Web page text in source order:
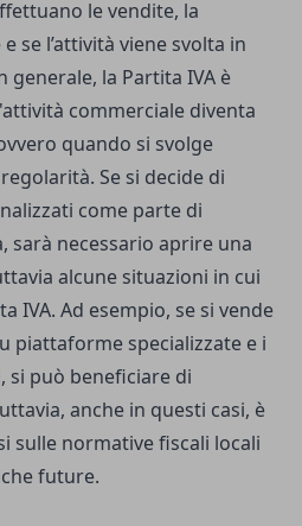
le vendite, la
se l’attività viene svolta in
la Partita IVA è
commerciale diventa
quando si svolge
Se si decide di
come parte di
sarà necessario aprire una
alcune situazioni in cui
IVA. Ad esempio, se si vende
piattaforme specializzate e i
si può beneficiare di
anche in questi casi, è
sulle normative fiscali locali
future.